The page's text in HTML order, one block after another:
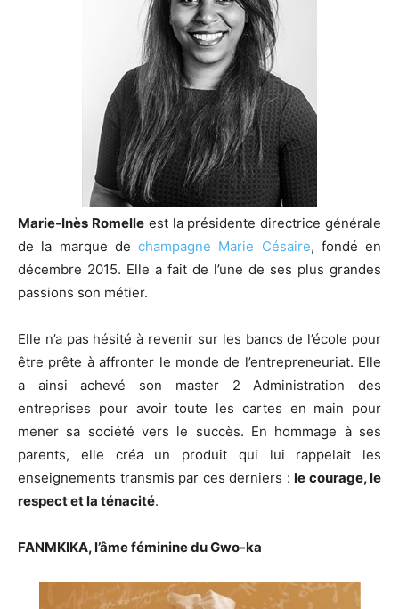
Marie-Inès Romelleest la présidente directrice générale
de la marque de champagne Marie Césaire, fondé en
décembre 2015. Elle a fait de l’une de ses plus grandes
passions son métier.
Elle n’a pas hésité à revenir sur les bancs de l’école pour
être prête à affronter le monde de l’entrepreneuriat. Elle
a ainsi achevé son master 2 Administration des
entreprises pour avoir toute les cartes en main pour
mener sa société vers le succès. En hommage à ses
parents, elle créa un produit qui lui rappelait les
enseignements transmis par ces derniers : le courage, le
respect et la ténacité.
FANMKIKA, l’âme féminine du Gwo-ka